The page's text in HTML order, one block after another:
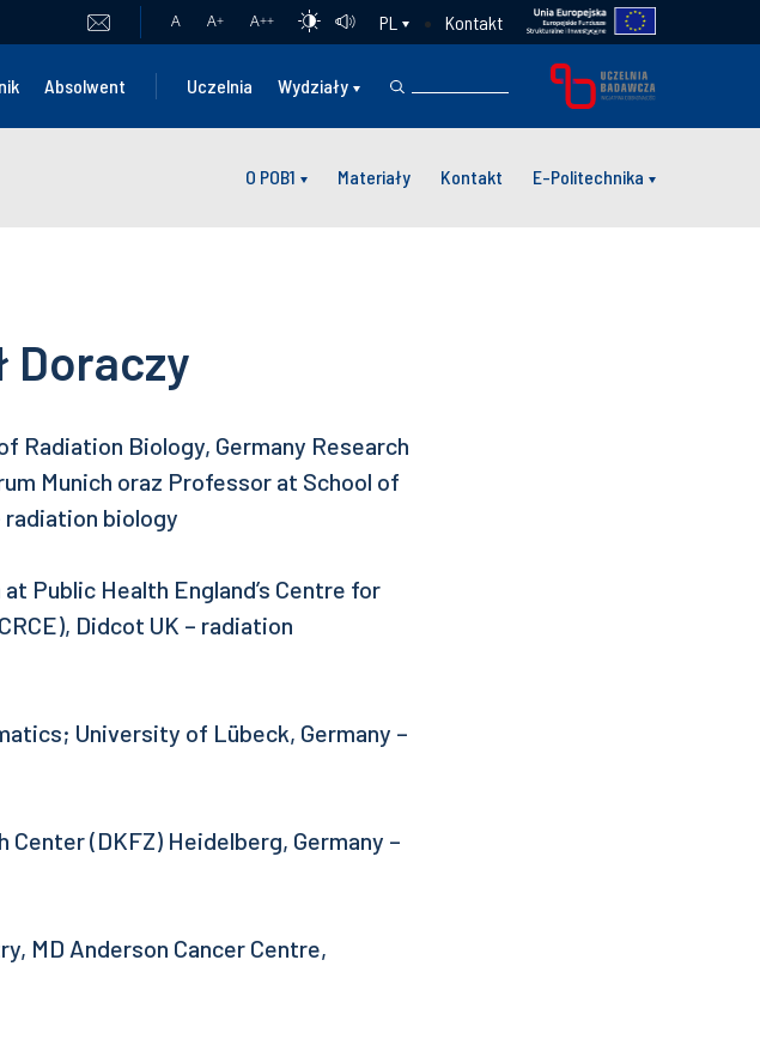
A A+ A++ PL Kontakt
Absolwent Uczelnia Wydziały
O POB1 Materiały Kontakt E-Politechnika
Doraczy
Radiation Biology, Germany Research
Munich oraz Professor at School of
radiation biology
Public Health England’s Centre for
Didcot UK – radiation
University of Lübeck, Germany –
Center (DKFZ) Heidelberg, Germany –
MD Anderson Cancer Centre,